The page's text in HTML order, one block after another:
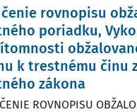
rovnopisu
poriadku,
k trestnému činu
zákona
ROVNOPISU